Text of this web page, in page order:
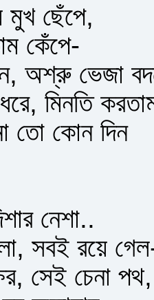
মুখ ছেঁপে,
কেঁপে-
অশ্রু ভেজা
মিনতি
তো কোন দিন
নেশা..
সবই রয়ে
সেই চেনা পথ,